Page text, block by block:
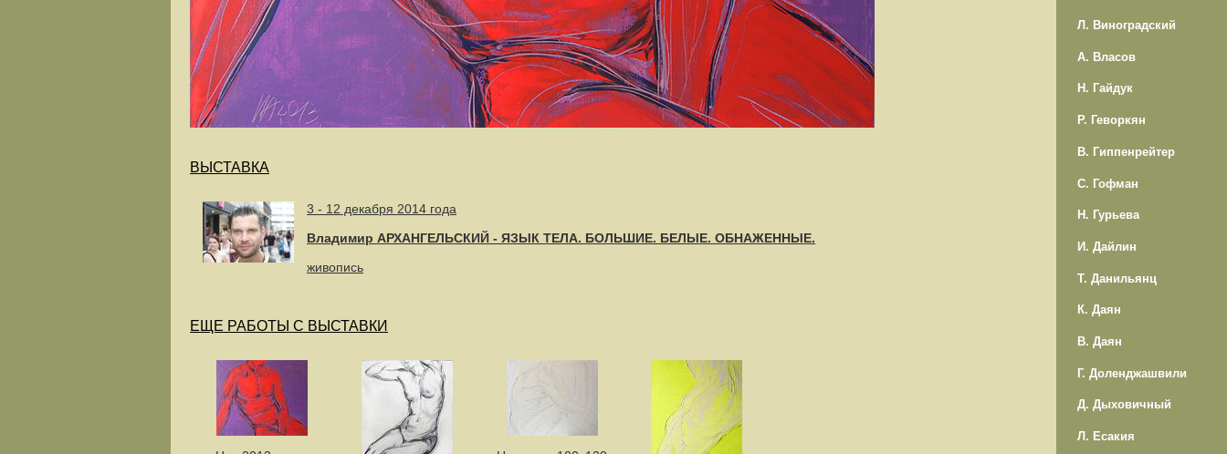
ВЫСТАВКА
3 - 12 декабря 2014 года
Владимир АРХАНГЕЛЬСКИЙ - ЯЗЫК ТЕЛА. БОЛЬШИЕ. БЕЛЫЕ. ОБНАЖЕННЫЕ.
живопись
ЕЩЕ РАБОТЫ С ВЫСТАВКИ
Л. Виноградский
А. Власов
Н. Гайдук
Р. Геворкян
В. Гиппенрейтер
С. Гофман
Н. Гурьева
И. Дайлин
Т. Данильянц
К. Даян
В. Даян
Г. Доленджашвили
Д. Дыховичный
Л. Есакия